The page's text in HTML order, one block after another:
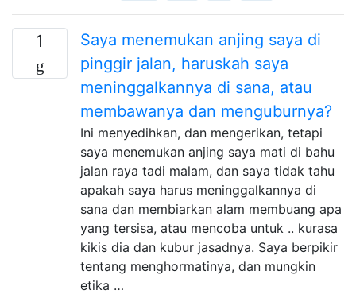
1
Saya menemukan anjing saya di
pinggir jalan, haruskah saya
meninggalkannya di sana, atau
membawanya dan menguburnya?
Ini menyedihkan, dan mengerikan, tetapi
saya menemukan anjing saya mati di bahu
jalan raya tadi malam, dan saya tidak tahu
apakah saya harus meninggalkannya di
sana dan membiarkan alam membuang apa
yang tersisa, atau mencoba untuk .. kurasa
kikis dia dan kubur jasadnya. Saya berpikir
tentang menghormatinya, dan mungkin
etika …